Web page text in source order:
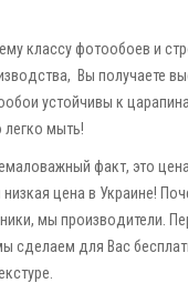
классу фотообоев и
Вы получаете
устойчивы к
мыть!
факт, это
цена в Украине!
мы производители.
сделаем для Вас